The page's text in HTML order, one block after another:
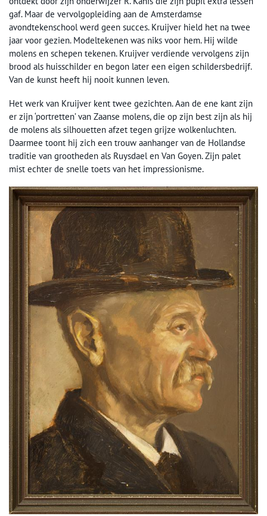
gaf. Maar de vervolgopleiding aan de Amsterdamse
avondtekenschool werd geen succes. Kruijver hield het na twee
jaar voor gezien. Modeltekenen was niks voor hem. Hij wilde
molens en schepen tekenen. Kruijver verdiende vervolgens zijn
brood als huisschilder en begon later een eigen schildersbedrijf.
Van de kunst heeft hij nooit kunnen leven.
Het werk van Kruijver kent twee gezichten. Aan de ene kant zijn
er zijn ‘portretten’ van Zaanse molens, die op zijn best zijn als hij
de molens als silhouetten afzet tegen grijze wolkenluchten.
Daarmee toont hij zich een trouw aanhanger van de Hollandse
traditie van grootheden als Ruysdael en Van Goyen. Zijn palet
mist echter de snelle toets van het impressionisme.